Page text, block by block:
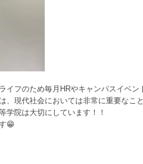
イフのため毎月HRやキャンパスイベン
現代社会においては非常に重要なこ
学院は大切にしています！！
😁